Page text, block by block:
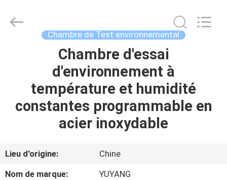
PRODUITS
AU
INSTRUMENT
Chambre de Test environnemental
Chambre d'essai
d'environnement à
température et humidité
constantes programmable en
acier inoxydable
Lieu d'origine:
Chine
Nom de marque:
YUYANG